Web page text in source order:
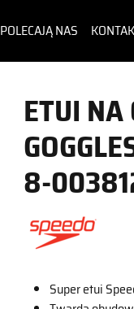
POLECAJĄ NAS
ETUI NA
8-
Super etui